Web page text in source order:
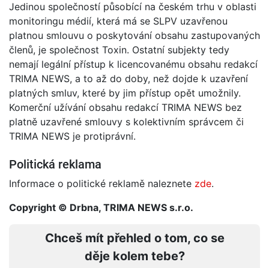
Jedinou společností působící na českém trhu v oblasti
monitoringu médií, která má se SLPV uzavřenou
platnou smlouvu o poskytování obsahu zastupovaných
členů, je společnost Toxin. Ostatní subjekty tedy
nemají legální přístup k licencovanému obsahu redakcí
TRIMA NEWS, a to až do doby, než dojde k uzavření
platných smluv, které by jim přístup opět umožnily.
Komerční užívání obsahu redakcí TRIMA NEWS bez
platně uzavřené smlouvy s kolektivním správcem či
TRIMA NEWS je protiprávní.
Politická reklama
Informace o politické reklamě naleznete zde.
Copyright © Drbna, TRIMA NEWS s.r.o.
Chceš mít přehled o tom, co se
děje kolem tebe?